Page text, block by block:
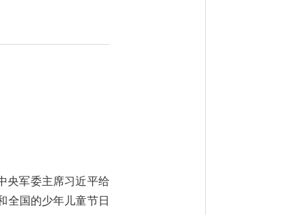
央军委主席习近平给
全国的少年儿童节日